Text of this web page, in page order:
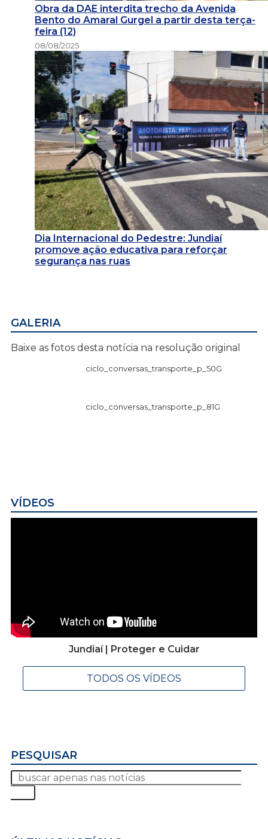
Obra da DAE interdita trecho da Avenida
Bento do Amaral Gurgel a partir desta terça-
feira (12)
08/08/2025
Dia Internacional do Pedestre: Jundiaí
promove ação educativa para reforçar
segurança nas ruas
GALERIA
Baixe as fotos desta notícia na resolução original
ciclo_conversas_transporte_p_50G
ciclo_conversas_transporte_p_81G
VÍDEOS
Jundiaí | Proteger e Cuidar
TODOS OS VÍDEOS
PESQUISAR